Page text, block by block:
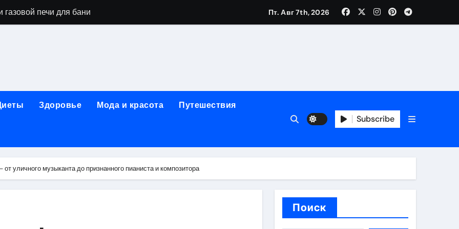
оборудования и их назначение
и огнезащита судовых конструкций базальтовым волокном
выездной наркологической помощи
промышленности в Узбекистане
Пт. Авг 7th, 2026
Здоровье Мода и красота Путешествия
Subscribe
уличного музыканта до признанного пианиста и композитора
Поиск